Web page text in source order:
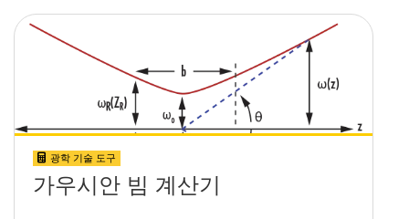
광학 기술 도구
가우시안 빔 계산기